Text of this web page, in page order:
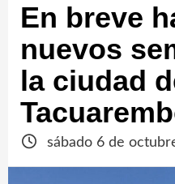
En breve
nuevos
la ciudad
sábado 6 de